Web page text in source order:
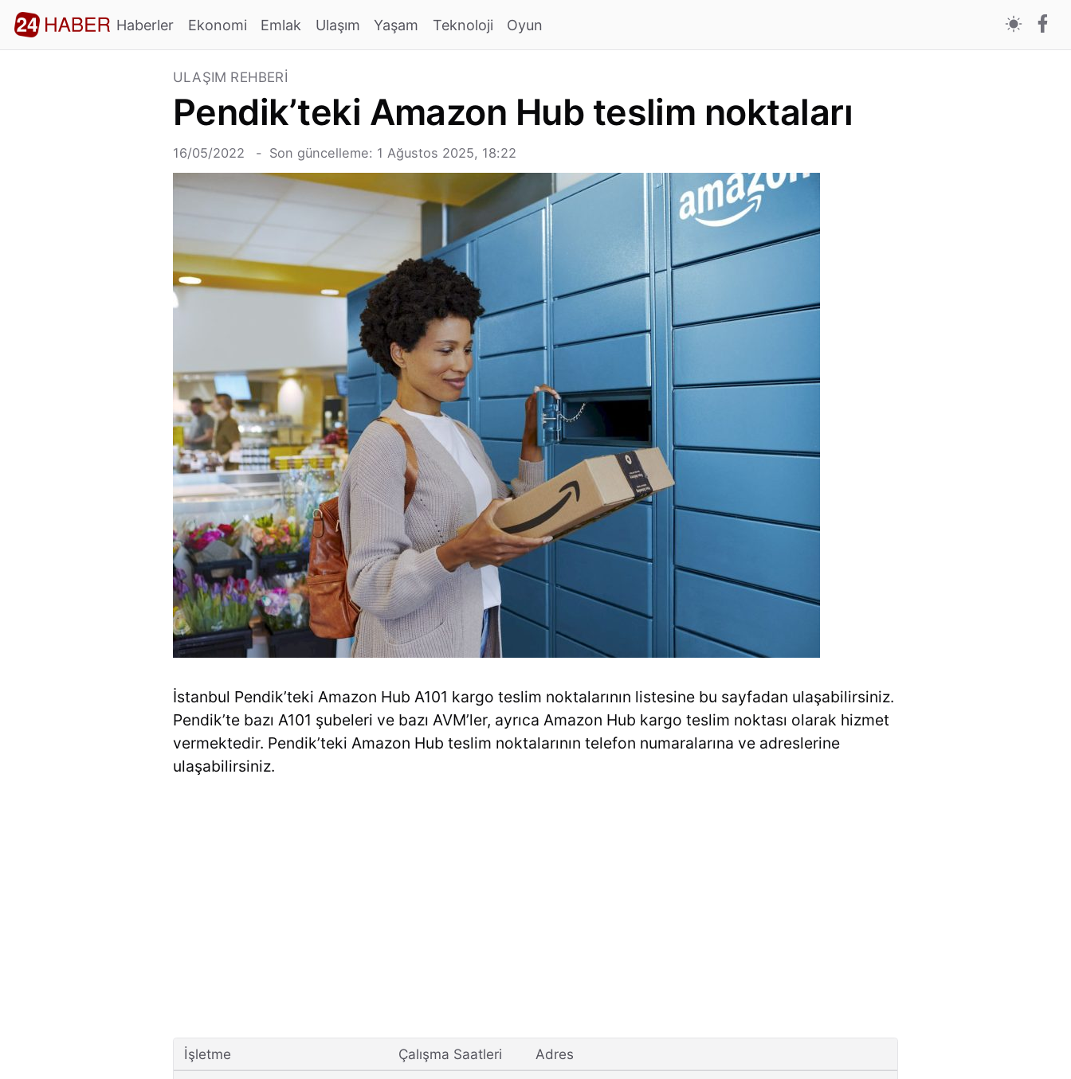
Haberler Ekonomi Emlak Ulaşım Yaşam Teknoloji Oyun
ULAŞIM REHBERI
Pendik’teki Amazon Hub teslim noktaları
16/05/2022 Son güncelleme: 1 Ağustos 2025, 18:22
İstanbul Pendik’teki Amazon Hub A101 kargo teslim noktalarının listesine bu sayfadan ulaşabilirsiniz.
Pendik’te bazı A101 şubeleri ve bazı AVM’ler, ayrıca Amazon Hub kargo teslim noktası olarak hizmet
vermektedir. Pendik’teki Amazon Hub teslim noktalarının telefon numaralarına ve adreslerine
ulaşabilirsiniz.
İşletme Çalışma Saatleri Adres